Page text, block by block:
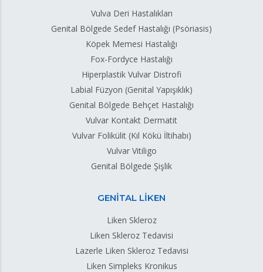
Vulva Deri Hastalıkları
Genital Bölgede Sedef Hastalığı (Psöriasis)
Köpek Memesi Hastalığı
Fox-Fordyce Hastalığı
Hiperplastik Vulvar Distrofi
Labial Füzyon (Genital Yapışıklık)
Genital Bölgede Behçet Hastalığı
Vulvar Kontakt Dermatit
Vulvar Folikülit (Kıl Kökü İltihabı)
Vulvar Vitiligo
Genital Bölgede Şişlik
GENİTAL LİKEN
Liken Skleroz
Liken Skleroz Tedavisi
Lazerle Liken Skleroz Tedavisi
Liken Simpleks Kronikus